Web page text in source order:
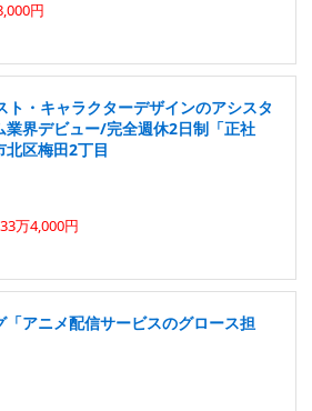
円
ト・キャラクターデザインのアシスタ
業界デビュー/完全週休2日制「正社
区梅田2丁目
万4,000円
アニメ配信サービスのグロース担